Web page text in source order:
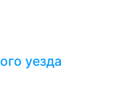
уезда